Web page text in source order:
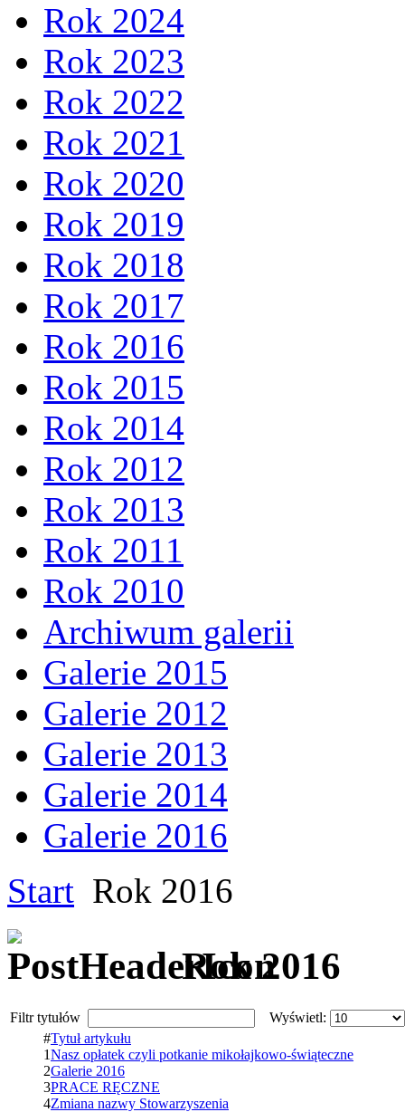
Rok 2024
Rok 2023
Rok 2022
Rok 2021
Rok 2020
Rok 2019
Rok 2018
Rok 2017
Rok 2016
Rok 2015
Rok 2014
Rok 2012
Rok 2013
Rok 2011
Rok 2010
Archiwum galerii
Galerie 2015
Galerie 2012
Galerie 2013
Galerie 2014
Galerie 2016
Start Rok 2016
Rok 2016
Filtr tytułów
Wyświetl:
#Tytuł artykułu
1Nasz opłatek czyli potkanie mikołajkowo-świąteczne
2Galerie 2016
3PRACE RĘCZNE
4Zmiana nazwy Stowarzyszenia